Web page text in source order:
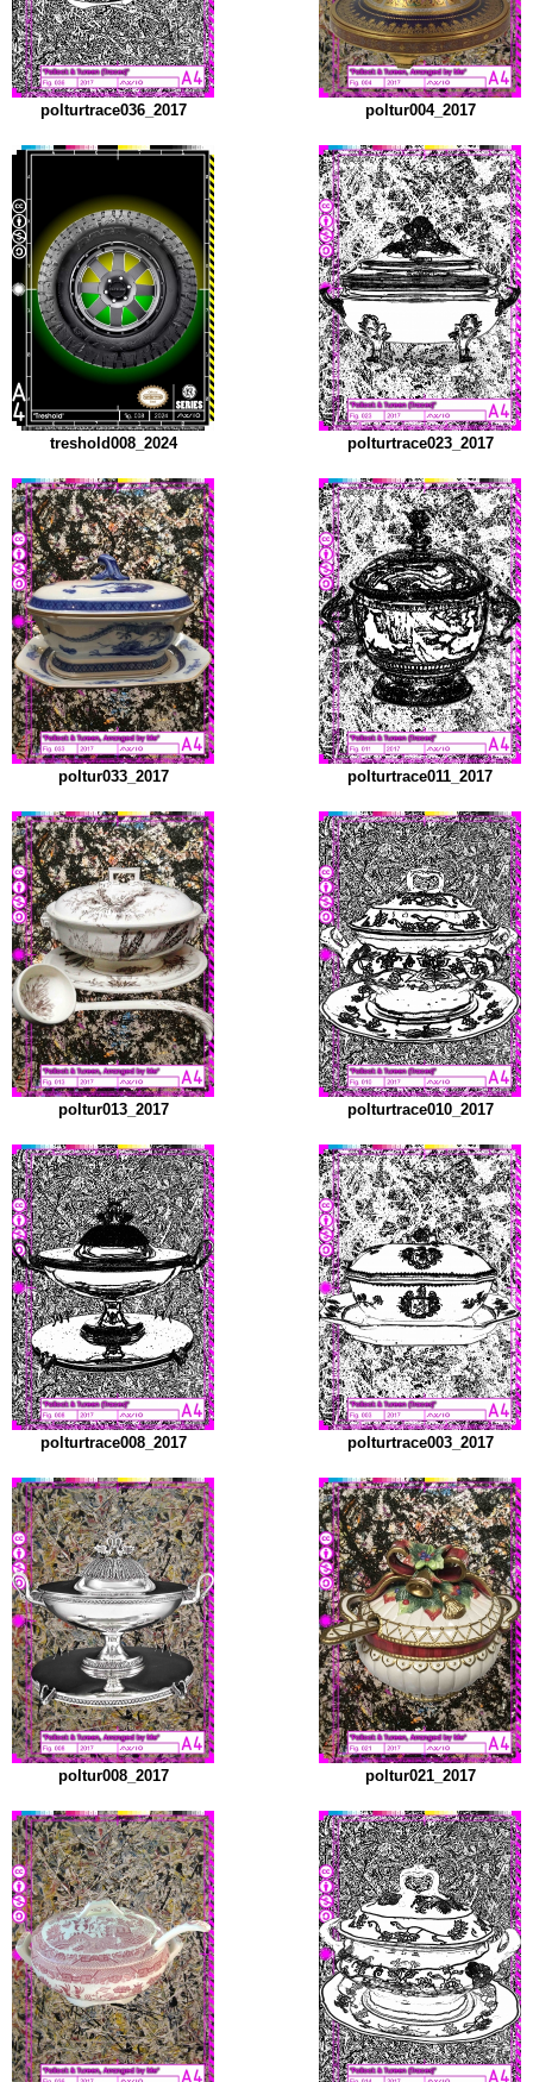
polturtrace036_2017 poltur004_2017
treshold008_2024 polturtrace023_2017
poltur033_2017 polturtrace011_2017
poltur013_2017 polturtrace010_2017
polturtrace008_2017 polturtrace003_2017
poltur008_2017 poltur021_2017